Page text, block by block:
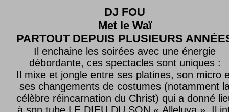
DJ FOU
Met le Waï
PARTOUT DEPUIS PLUSIEURS
Il enchaine les soirées avec une énergie
débordante, ces spectacles sont uniques :
Il mixe et jongle entre ses platines, son micro
ses changements de costumes (notamment
célèbre réincarnation du Christ) qui a donné